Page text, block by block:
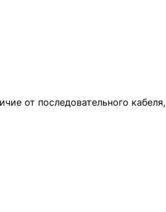
от последовательного кабеля,